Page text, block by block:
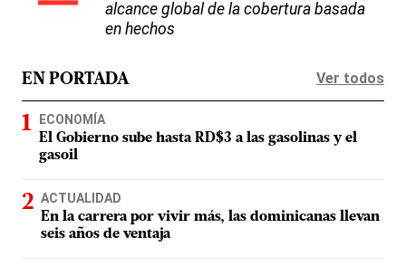
alcance global de la cobertura basada
en hechos
EN PORTADA Ver todos
ECONOMÍA
El Gobierno sube hasta RD$3 a las gasolinas y el
gasoil
ACTUALIDAD
En la carrera por vivir más, las dominicanas llevan
seis años de ventaja